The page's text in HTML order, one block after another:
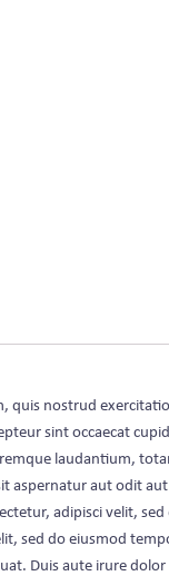
quis nostrud
sint occaecat
laudantium,
aspernatur aut odit
adipisci velit, sed
sed do eiusmod
Duis aute irure dolor